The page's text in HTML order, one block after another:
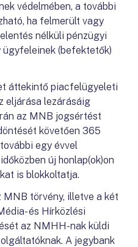
védelmében, a további
ha felmerült vagy
nélküli pénzügyi
(befektetők)
áttekintő piacfelügyeleti
eljárása lezárásáig
az MNB jogsértést
követően 365
egy évvel
új honlap(ok)on
is blokkoltatja.
MNB törvény, illetve a két
és Hírközlési
az NMHH-nak küldi
A jegybank